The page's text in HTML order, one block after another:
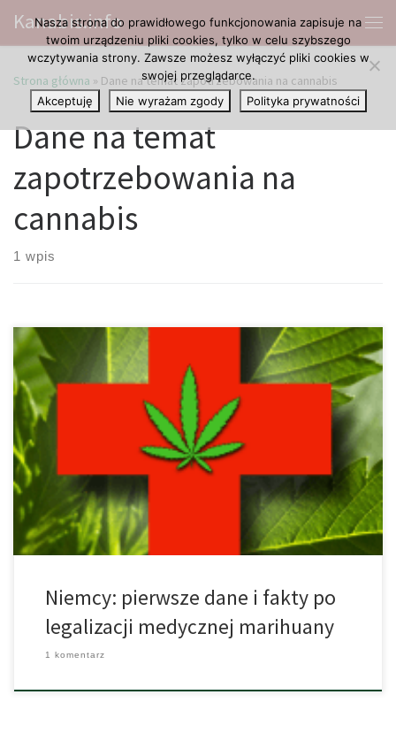
Przejdź do treści
Kanabis.info
Strona główna » Dane na temat zapotrzebowania na cannabis
Dane na temat
zapotrzebowania na
cannabis
1 wpis
Wielu niemieckich pacjentów na to czekało, aby od lat obiecany
łatwiejszy dostęp do medycznej marihuany wreszcie stał się
rzeczywistością. Wraz z wejściem w życie nowego prawa, które
nastąpiło 10 marca tego roku lekarze w Niemczech otrzymali
wreszcie możliwość przepisywania swoim pacjentom ten nowy
lek. W między czasie stało się jednak […]
Niemcy: pierwsze dane i fakty po
legalizacji medycznej marihuany
1 komentarz
Nasza strona do prawidłowego funkcjonowania zapisuje na
twoim urządzeniu pliki cookies, tylko w celu szybszego
wczytywania strony. Zawsze możesz wyłączyć pliki cookies w
swojej przeglądarce.
Akceptuję
Nie wyrażam zgody Polityka prywatności